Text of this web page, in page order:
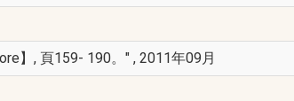
】, 頁159- 190。" , 2011年09月